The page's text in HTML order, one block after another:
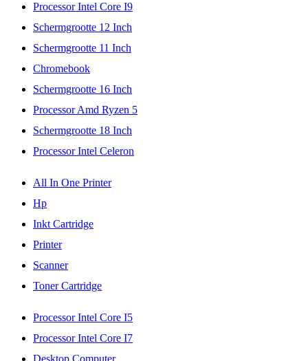
Processor Intel Core I9
Schermgrootte 12 Inch
Schermgrootte 11 Inch
Chromebook
Schermgrootte 16 Inch
Processor Amd Ryzen 5
Schermgrootte 18 Inch
Processor Intel Celeron
All In One Printer
Hp
Inkt Cartridge
Printer
Scanner
Toner Cartridge
Processor Intel Core I5
Processor Intel Core I7
Desktop Computer